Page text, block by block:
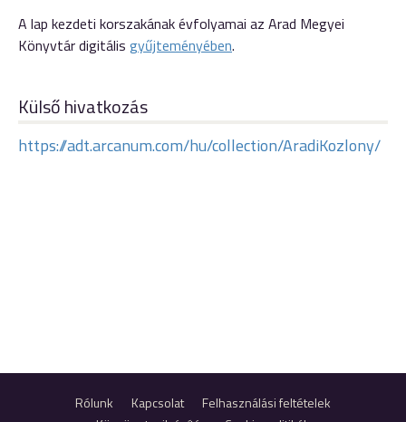
A lap kezdeti korszakának évfolyamai az Arad Megyei
Könyvtár digitális gyűjteményében.
Külső hivatkozás
https://adt.arcanum.com/hu/collection/AradiKozlony/
Rólunk Kapcsolat
Felhasználási feltételek